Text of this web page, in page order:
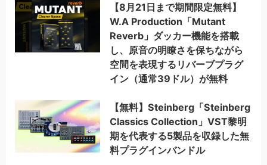
【8月21日まで期間限定無料】
W.A Production「Mutant
Reverb」ダッカー機能を搭載
し、原音の明瞭さを保ちながら
空間を表現するリバーブプラグ
イン（通常39ドル）が無料
【無料】Steinberg「Steinberg
Classics Collection」VST黎明
期を代表する5製品を収録した無
料プラグインバンドル